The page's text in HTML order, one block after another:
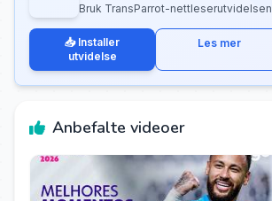
Bruk TransParrot-nettleserutvidelsen
📥 Installer
utvidelse
Les mer
Anbefalte videoer